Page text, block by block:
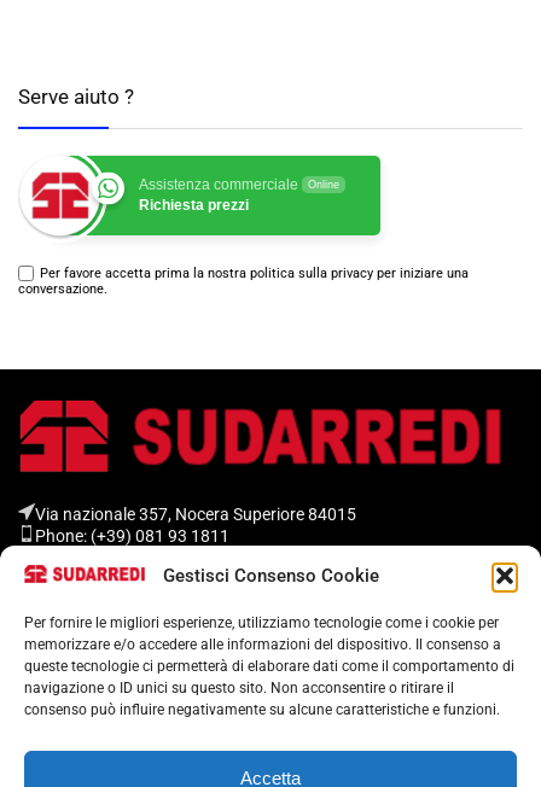
Gestisci Consenso Cookie
Per fornire le migliori esperienze, utilizziamo tecnologie come i cookie per
memorizzare e/o accedere alle informazioni del dispositivo. Il consenso a
queste tecnologie ci permetterà di elaborare dati come il comportamento di
navigazione o ID unici su questo sito. Non acconsentire o ritirare il
consenso può influire negativamente su alcune caratteristiche e funzioni.
Accetta
Serve aiuto ?
Assistenza commerciale Online
Richiesta prezzi
Per favore accetta prima la nostra politica sulla privacy per iniziare una
conversazione.
Via nazionale 357, Nocera Superiore 84015​
Phone: (+39) 081 93 1811
SCUOLA
UFFICIO
METALLICO